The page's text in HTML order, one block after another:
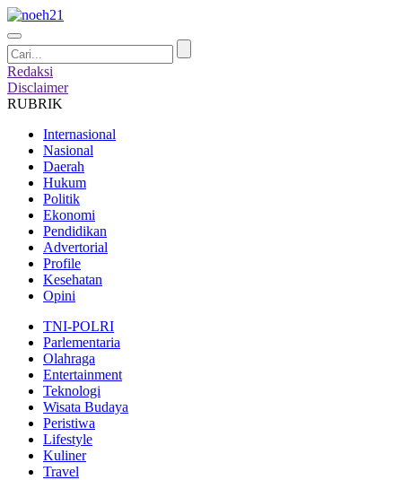
Redaksi
Disclaimer
RUBRIK
Internasional
Nasional
Daerah
Hukum
Politik
Ekonomi
Pendidikan
Advertorial
Profile
Kesehatan
Opini
TNI-POLRI
Parlementaria
Olahraga
Entertainment
Teknologi
Wisata Budaya
Peristiwa
Lifestyle
Kuliner
Travel